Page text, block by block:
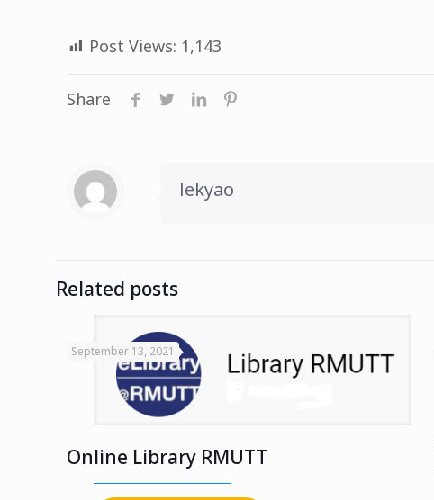
Post Views: 1,143
Share
lekyao
Related posts
September 13, 2021
Online Library RMUTT